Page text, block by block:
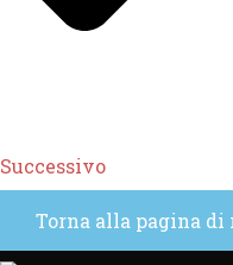
Successivo
Torna alla pagina di